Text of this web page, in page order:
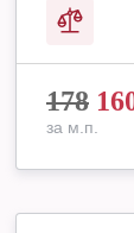
178
за м.п.